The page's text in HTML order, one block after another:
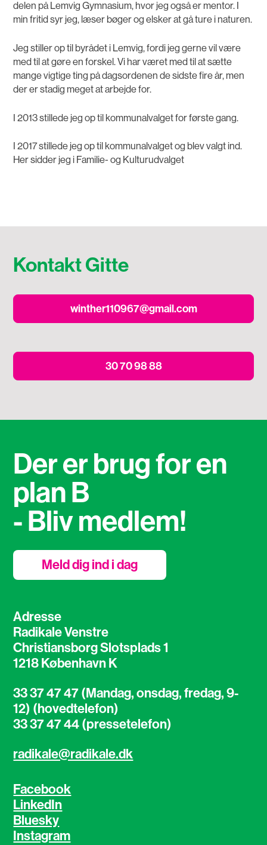
delen på Lemvig Gymnasium, hvor jeg også er mentor. I
min fritid syr jeg, læser bøger og elsker at gå ture i naturen.
Jeg stiller op til byrådet i Lemvig, fordi jeg gerne vil være
med til at gøre en forskel. Vi har været med til at sætte
mange vigtige ting på dagsordenen de sidste fire år, men
der er stadig meget at arbejde for.
I 2013 stillede jeg op til kommunalvalget for første gang.
I 2017 stillede jeg op til kommunalvalget og blev valgt ind.
Her sidder jeg i Familie- og Kulturudvalget
Kontakt Gitte
winther110967@gmail.com
30 70 98 88
Adresse
Radikale Venstre
Christiansborg Slotsplads 1
1218 København K
33 37 47 47 (Mandag, onsdag, fredag, 9-
12) (hovedtelefon)
33 37 47 44 (pressetelefon)
radikale@radikale.dk
Facebook
LinkedIn
Bluesky
Instagram
Der er brug for en
plan B
- Bliv medlem!
Meld dig ind i dag